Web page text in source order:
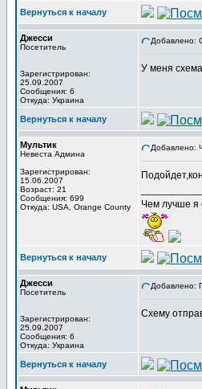
Вернуться к началу
Джесси
Посетитель
Зарегистрирован:
25.09.2007
Сообщения: 6
Откуда: Украина
Добавлено:
У меня
Вернуться к началу
Мультик
Невеста Админа
Зарегистрирован:
15.06.2007
Возраст: 21
Сообщения: 699
Откуда: USA, Orange County
Добавлено:
Чем лучше я
Вернуться к началу
Джесси
Посетитель
Зарегистрирован:
25.09.2007
Сообщения: 6
Откуда: Украина
Добавлено:
Схему
Вернуться к началу